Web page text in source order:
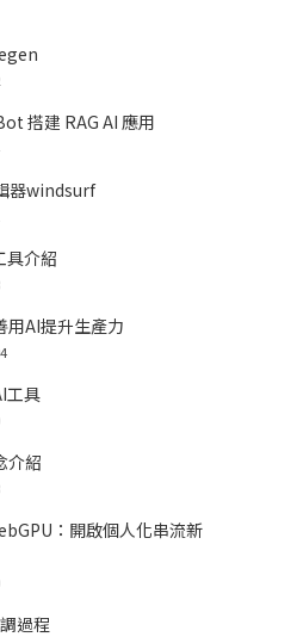
搭建 RAG AI 應用
器windsurf
具介紹
用AI提升生產力
工具
介紹
：開啟個人化串流新
過程